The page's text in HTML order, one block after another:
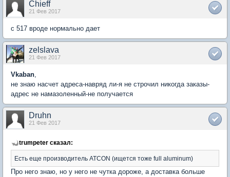
Chieff
21 Фев 2017
с 517 вроде нормально дает
zelslava
21 Фев 2017
Vkaban,
не знаю насчет адреса-навряд ли-я не строчил никогда заказы-
адрес не намазоленный-не получается
Druhn
21 Фев 2017
trumpeter сказал:
Есть еще производитель ATCON (ищется тоже full aluminum)
Про него знаю, но у него не чутка дороже, а доставка больше